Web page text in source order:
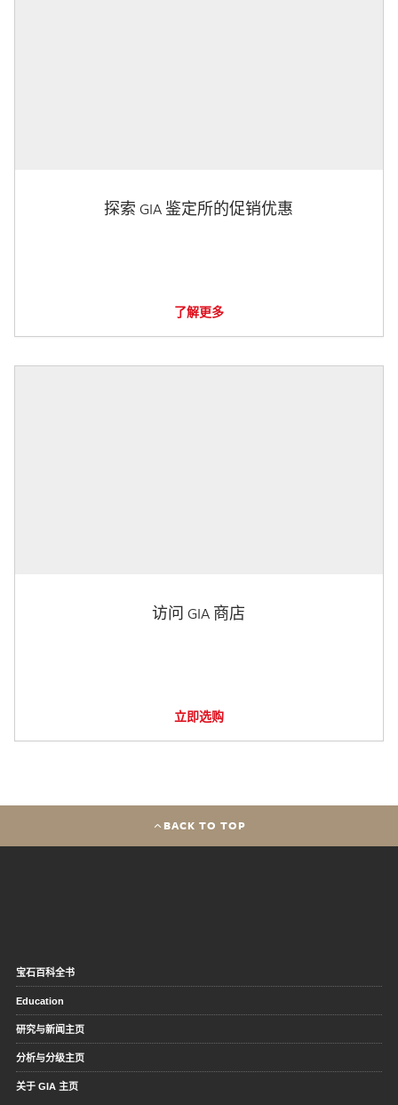
探索 GIA 鉴定所的促销优惠
了解更多
访问 GIA 商店
立即选购
BACK TO TOP
宝石百科全书
Education
研究与新闻主页
分析与分级主页
关于 GIA 主页